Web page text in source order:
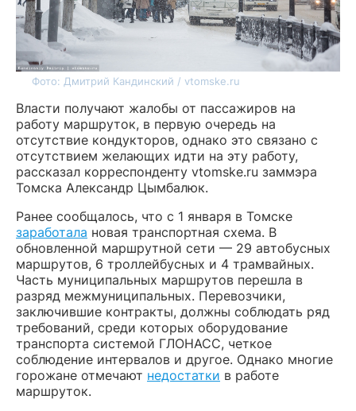
Фото: Дмитрий Кандинский / vtomske.ru
Власти получают жалобы от пассажиров на
работу маршруток, в первую очередь на
отсутствие кондукторов, однако это связано с
отсутствием желающих идти на эту работу,
рассказал корреспонденту vtomske.ru заммэра
Томска Александр Цымбалюк.
Ранее сообщалось, что с 1 января в Томске
заработала новая транспортная схема. В
обновленной маршрутной сети — 29 автобусных
маршрутов, 6 троллейбусных и 4 трамвайных.
Часть муниципальных маршрутов перешла в
разряд межмуниципальных. Перевозчики,
заключившие контракты, должны соблюдать ряд
требований, среди которых оборудование
транспорта системой ГЛОНАСС, четкое
соблюдение интервалов и другое. Однако многие
горожане отмечают недостатки в работе
маршруток.